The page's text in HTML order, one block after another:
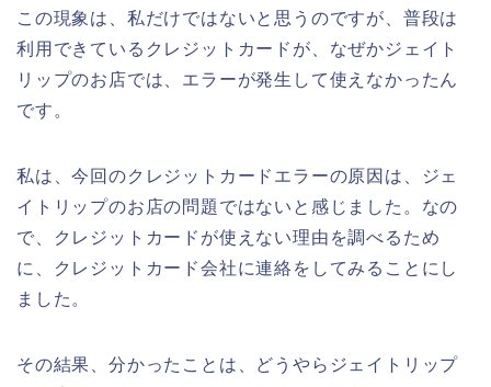
この現象は、私だけではないと思うのですが、普段は
利用できているクレジットカードが、なぜかジェイト
リップのお店では、エラーが発生して使えなかったん
です。
私は、今回のクレジットカードエラーの原因は、ジェ
イトリップのお店の問題ではないと感じました。なの
で、クレジットカードが使えない理由を調べるため
に、クレジットカード会社に連絡をしてみることにし
ました。
その結果、分かったことは、どうやらジェイトリップ